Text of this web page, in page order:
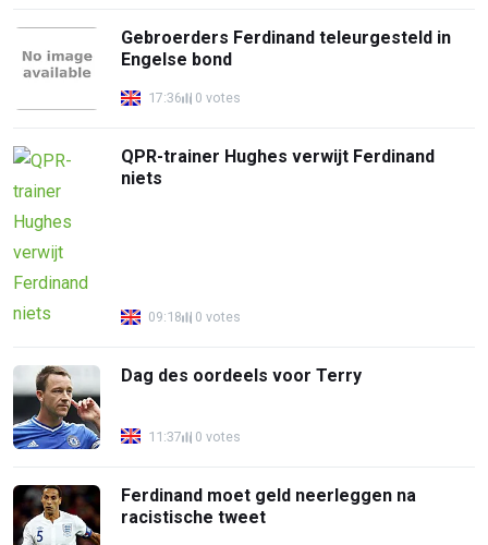
Gebroerders Ferdinand teleurgesteld in
Engelse bond
17:36 0 votes
QPR-trainer Hughes verwijt Ferdinand
niets
09:18 0 votes
Dag des oordeels voor Terry
11:37 0 votes
Ferdinand moet geld neerleggen na
racistische tweet